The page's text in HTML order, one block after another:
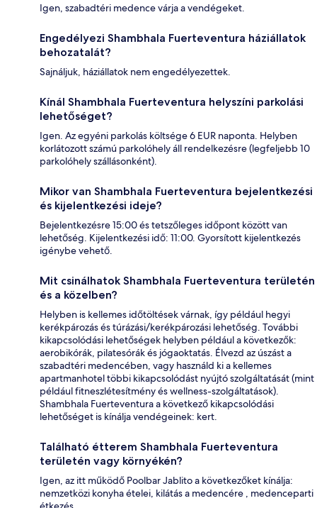
Igen, szabadtéri medence várja a vendégeket.
Engedélyezi Shambhala Fuerteventura háziállatok
behozatalát?
Sajnáljuk, háziállatok nem engedélyezettek.
Kínál Shambhala Fuerteventura helyszíni parkolási
lehetőséget?
Igen. Az egyéni parkolás költsége 6 EUR naponta. Helyben
korlátozott számú parkolóhely áll rendelkezésre (legfeljebb 10
parkolóhely szállásonként).
Mikor van Shambhala Fuerteventura bejelentkezési
és kijelentkezési ideje?
Bejelentkezésre 15:00 és tetszőleges időpont között van
lehetőség. Kijelentkezési idő: 11:00. Gyorsított kijelentkezés
igénybe vehető.
Mit csinálhatok Shambhala Fuerteventura területén
és a közelben?
Helyben is kellemes időtöltések várnak, így például hegyi
kerékpározás és túrázási/kerékpározási lehetőség. További
kikapcsolódási lehetőségek helyben például a következők:
aerobikórák, pilatesórák és jógaoktatás. Élvezd az úszást a
szabadtéri medencében, vagy használd ki a kellemes
apartmanhotel többi kikapcsolódást nyújtó szolgáltatását (mint
például fitneszlétesítmény és wellness-szolgáltatások).
Shambhala Fuerteventura a következő kikapcsolódási
lehetőséget is kínálja vendégeinek: kert.
Található étterem Shambhala Fuerteventura
területén vagy környékén?
Igen, az itt működő Poolbar Jablito a következőket kínálja:
nemzetközi konyha ételei, kilátás a medencére , medenceparti